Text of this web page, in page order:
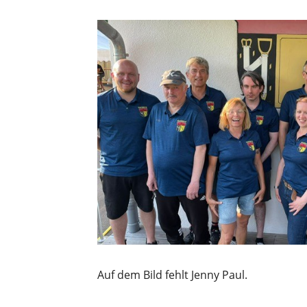
Auf dem Bild fehlt Jenny Paul.